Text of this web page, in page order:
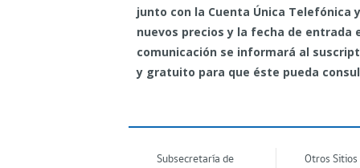
junto con la Cuenta Única
nuevos precios y la fecha de entrada
comunicación se informará al
y gratuito para que éste pueda
Subsecretaría de
Otros